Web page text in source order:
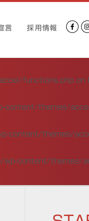
言 採用情報
functions.php on
content/themes/
content/themes/
wp-content/themes/